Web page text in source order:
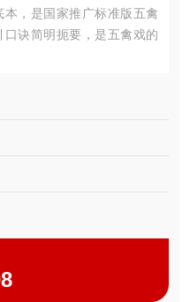
，是国家推广标准版五禽
诀简明扼要，是五禽戏的
馆级*，宣纸锦绫装裱可保